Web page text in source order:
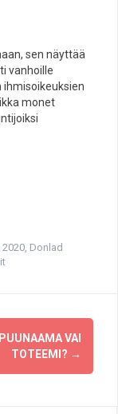
sen näyttää
vanhoille
monet
2020 Donlad
PUUNAAMA VAI
TOTEEMI? →